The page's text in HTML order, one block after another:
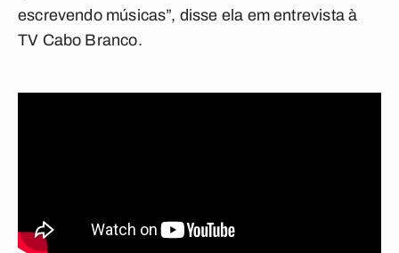
escrevendo músicas”, disse ela em entrevista à
TV Cabo Branco.